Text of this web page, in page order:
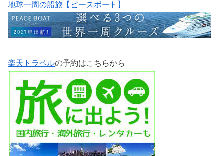
地球一周の船旅【ピースボート】
楽天トラベルの予約はこちらから